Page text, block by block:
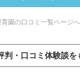
園の口コミ一覧ページ
判・口コミ体験談を